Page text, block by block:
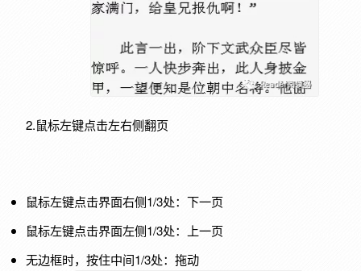
2.鼠标左键点击左右侧翻页
鼠标左键点击界面右侧1/3处：下一页
鼠标左键点击界面左侧1/3处：上一页
无边框时，按住中间1/3处：拖动